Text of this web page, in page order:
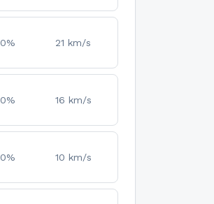
0% 21 km/s
0% 16 km/s
0% 10 km/s